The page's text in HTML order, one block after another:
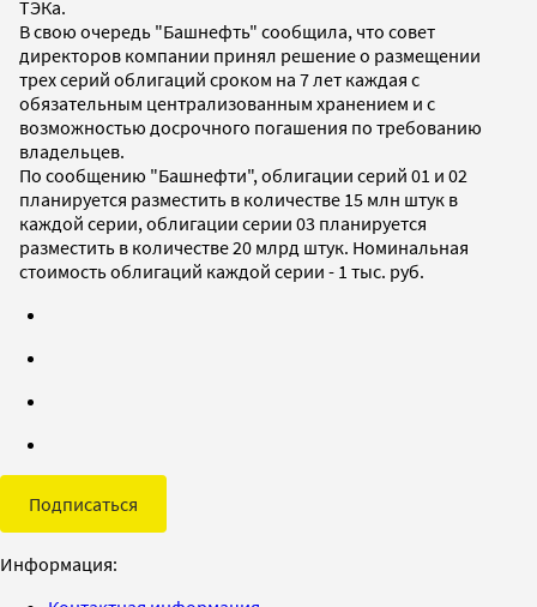
ТЭКа.
В свою очередь "Башнефть" сообщила, что совет
директоров компании принял решение о размещении
трех серий облигаций сроком на 7 лет каждая с
обязательным централизованным хранением и с
возможностью досрочного погашения по требованию
владельцев.
По сообщению "Башнефти", облигации серий 01 и 02
планируется разместить в количестве 15 млн штук в
каждой серии, облигации серии 03 планируется
разместить в количестве 20 млрд штук. Номинальная
стоимость облигаций каждой серии - 1 тыс. руб.
Подписаться
Информация: